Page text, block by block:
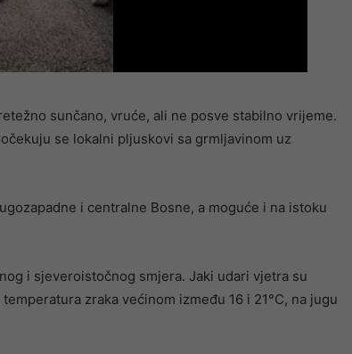
sunčano, vruće, ali ne posve stabilno vrijeme.
se lokalni pljuskovi sa grmljavinom uz
i centralne Bosne, a moguće i na istoku
i sjeveroistočnog smjera. Jaki udari vjetra su
zraka većinom između 16 i 21°C, na jugu